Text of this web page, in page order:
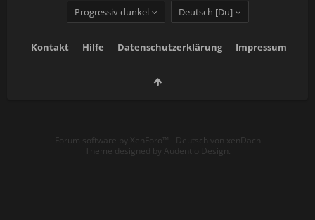
Progressiv dunkel Deutsch [Du]
Kontakt Hilfe Datenschutzerklärung Impressum
Forum software by XenForo™ - Deutsch von xenDach
Theme designed by Audentio Design.